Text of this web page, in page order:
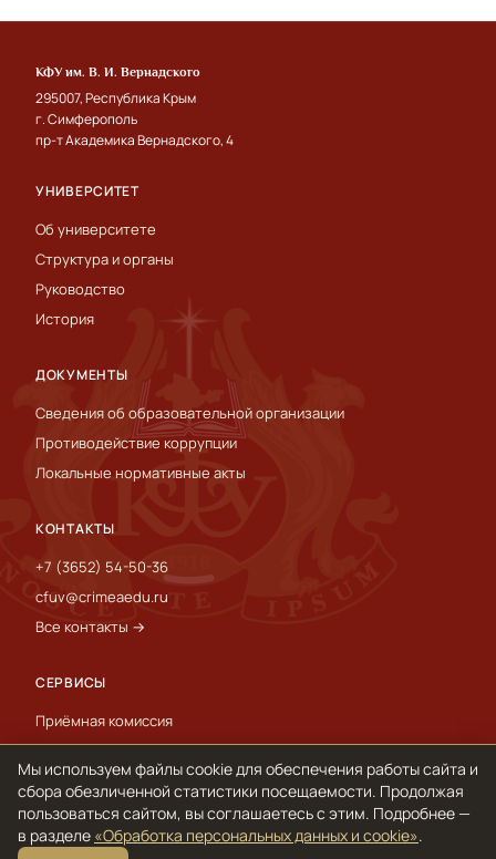
КФУ им. В. И. Вернадского
295007, Республика Крым
г. Симферополь
пр-т Академика Вернадского, 4
УНИВЕРСИТЕТ
Об университете
Структура и органы
Руководство
История
ДОКУМЕНТЫ
Сведения об образовательной организации
Противодействие коррупции
Локальные нормативные акты
КОНТАКТЫ
+7 (3652) 54-50-36
cfuv@crimeaedu.ru
Все контакты →
СЕРВИСЫ
Приёмная комиссия
Пресс-служба
International
© 1918–2026 ФГАОУ ВО «КФУ им. В. И. Вернадского»
Мы используем файлы cookie для обеспечения работы сайта и
сбора обезличенной статистики посещаемости. Продолжая
пользоваться сайтом, вы соглашаетесь с этим. Подробнее —
в разделе «Обработка персональных данных и cookie».